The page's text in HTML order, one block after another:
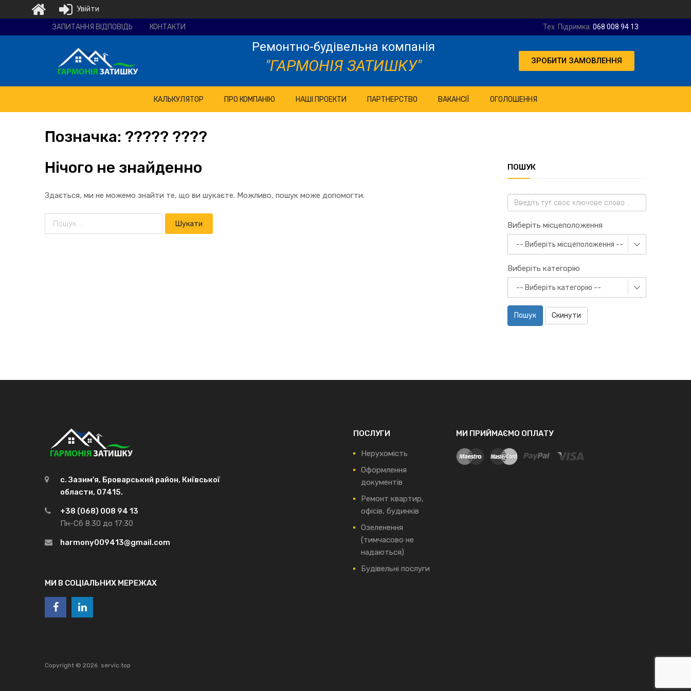
будівельна
ЗАПИТАННЯ ВІДПОВІДЬ КОНТАКТИ Тех. Підримка: 068 008 94 13
Ремонтно-будівельна компанія
"ГАРМОНІЯ ЗАТИШКУ" ЗРОБИТИ ЗАМОВЛЕННЯ
КАЛЬКУЛЯТОР ПРО КОМПАНІЮ НАШІ ПРОЕКТИ ПАРТНЕРСТВО ВАКАНСІЇ ОГОЛОШЕННЯ
Позначка: ????? ????
Нічого не знайденно
Здається, ми не можемо знайти те, що ви шукаєте. Можливо, пошук може допомогти.
ПОШУК
Виберіть місцеположення
Виберіть категорію
Пошук Скинути
с. Зазим'я, Броварський район, Київської
области, 07415.
+38 (068) 008 94 13
Пн-Сб 8:30 до 17:30
harmony009413@gmail.com
МИ В СОЦІАЛЬНИХ МЕРЕЖАХ
ПОСЛУГИ
Нерухомість
Оформлення
документів
Ремонт квартир,
офісів, будинків
Озеленення
(тимчасово не
надаються)
Будівельні послуги
МИ ПРИЙМАЄМО ОПЛАТУ
Copyright © 2026 servic.top
Увійти